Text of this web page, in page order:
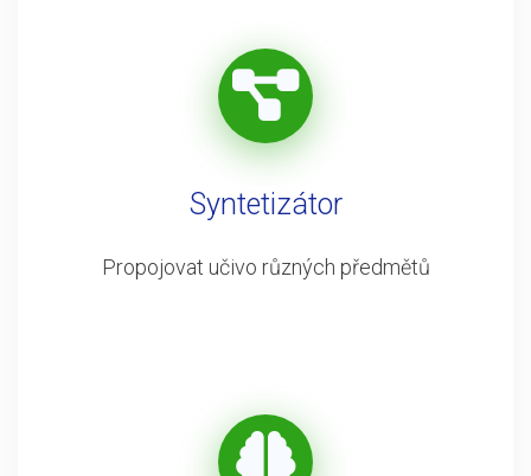
Syntetizátor
Propojovat učivo různých předmětů